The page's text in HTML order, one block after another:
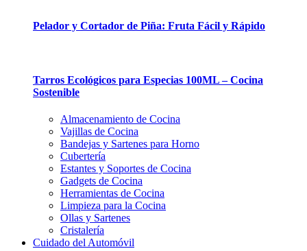
Pelador y Cortador de Piña: Fruta Fácil y Rápido
Tarros Ecológicos para Especias 100ML – Cocina
Sostenible
Almacenamiento de Cocina
Vajillas de Cocina
Bandejas y Sartenes para Horno
Cubertería
Estantes y Soportes de Cocina
Gadgets de Cocina
Herramientas de Cocina
Limpieza para la Cocina
Ollas y Sartenes
Cristalería
Cuidado del Automóvil